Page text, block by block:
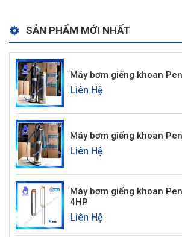
SẢN PHẨM MỚI NHẤT
Máy bơm giếng khoan
Liên Hệ
Máy bơm giếng khoan
Liên Hệ
Máy bơm giếng khoan
4HP
Liên Hệ